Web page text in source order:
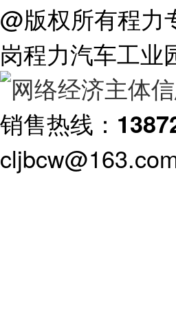
@版权所有程
岗程力汽车工业
销售热线：